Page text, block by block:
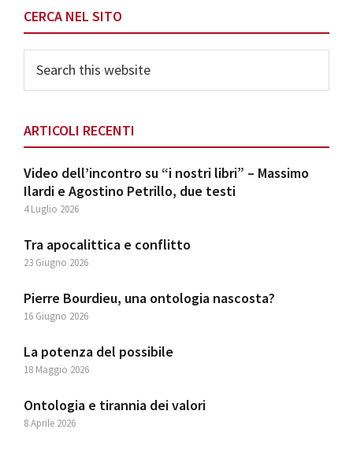
CERCA NEL SITO
this
website
ARTICOLI RECENTI
Video dell’incontro su “i nostri libri” – Massimo
Ilardi e Agostino Petrillo, due testi
4 Luglio 2026
Tra apocalittica e conflitto
23 Giugno 2026
Pierre Bourdieu, una ontologia nascosta?
16 Giugno 2026
La potenza del possibile
18 Maggio 2026
Ontologia e tirannia dei valori
8 Aprile 2026